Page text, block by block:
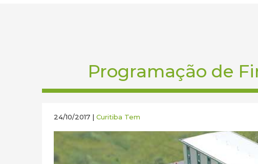
Programação de
24/10/2017 |Curitiba Tem